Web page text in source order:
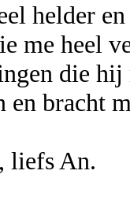
helder
me heel
die
en bracht
liefs An.